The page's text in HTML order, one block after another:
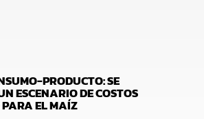
PRODUCTO: SE
ESCENARIO DE COSTOS
EL MAÍZ